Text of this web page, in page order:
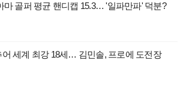
마 골퍼 평균 핸디캡 15.3… '일파만파' 덕분?
어 세계 최강 18세… 김민솔, 프로에 도전장